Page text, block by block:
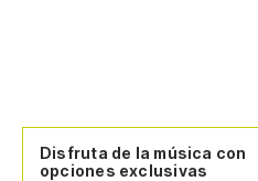
Disfruta de la música con
opciones exclusivas